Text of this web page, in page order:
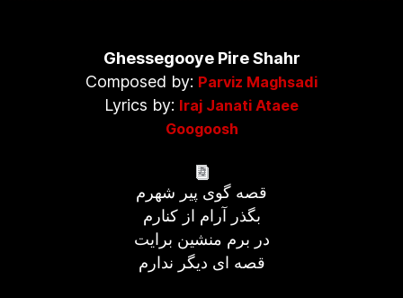
Ghessegooye Pire Shahr
Composed by: Parviz Maghsadi
Lyrics by: Iraj Janati Ataee
Googoosh
قصه گوی پیر شهرم
بگذر آرام از کنارم
در برم منشین برایت
قصه ای دیگر ندارم